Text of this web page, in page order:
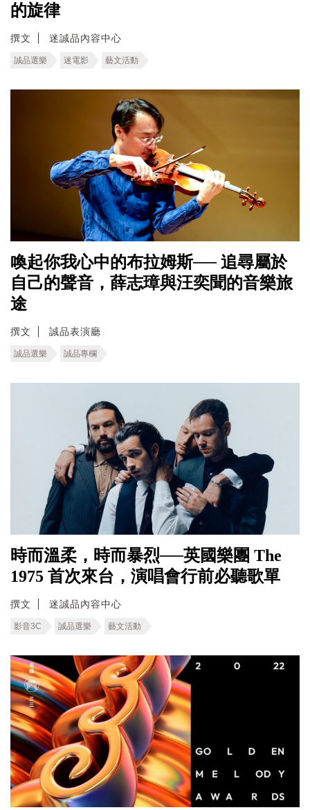
的旋律
撰文 迷誠品內容中心
誠品選樂 迷電影 藝文活動
喚起你我心中的布拉姆斯── 追尋屬於
自己的聲音，薛志璋與汪奕聞的音樂旅
途
撰文 誠品表演廳
誠品選樂 誠品專欄
時而溫柔，時而暴烈──英國樂團 The
1975 首次來台，演唱會行前必聽歌單
撰文 迷誠品內容中心
影音3C 誠品選樂 藝文活動